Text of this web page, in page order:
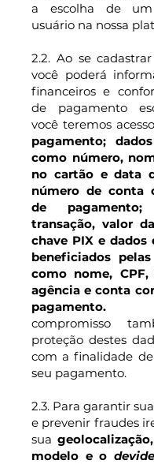
a escolha de
usuário na nossa
2.2. Ao se
você poderá
financeiros e
de pagamento
você teremos
pagamento;
como número,
no cartão e data
número de conta
de
transação, valor
chave PIX e dados
beneficiados
como nome,
agência e conta
pagamento.
compromisso
proteção destes
com a finalidade
seu pagamento.
2.3. Para garantir
e prevenir fraudes
sua
modelo e o devide